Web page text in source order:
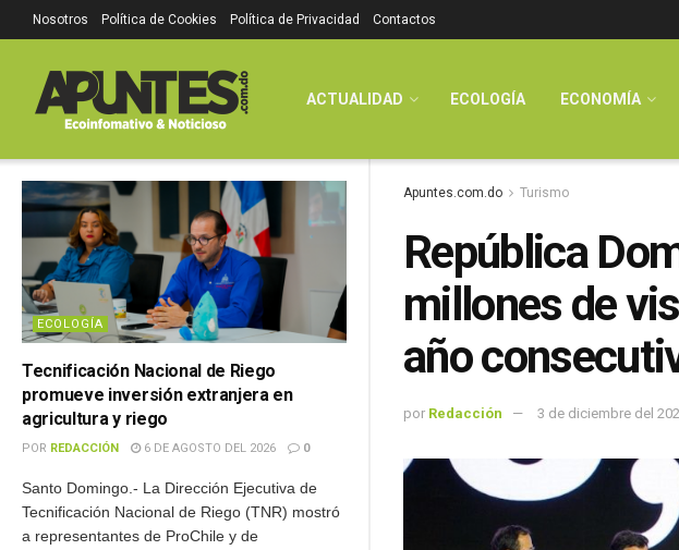
ECOLOGÍA
Tecnificación Nacional de Riego
promueve inversión extranjera en
agricultura y riego
POR REDACCIÓN 6 DE AGOSTO DEL 2026 0
Santo Domingo.- La Dirección Ejecutiva de
Tecnificación Nacional de Riego (TNR) mostró
a representantes de ProChile y de
Nosotros Política de Cookies Política de Privacidad Contactos
ACTUALIDAD ECOLOGÍA ECONOMÍA
Apuntes.com.do Turismo
República
millones de
año
por Redacción 3 de diciembre del